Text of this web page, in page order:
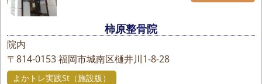
柿原整骨院
院内
〒814-0153福岡市城南区樋井川1-8-28
よかトレ実践St（施設版）